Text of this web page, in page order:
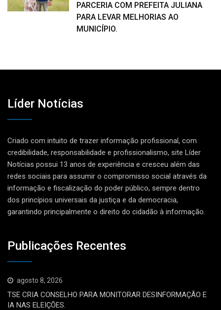
PARCERIA COM PREFEITA JULIANA
PARA LEVAR MELHORIAS AO
MUNICÍPIO.
Líder Notícias
Criado com intuito de trazer informação profissional, com
credibilidade, responsabilidade e profissionalismo, site Líder
Notícias possui 13 anos de experiência e cresceu além das
redes sociais para assumir o compromisso social através da
informação e fiscalização do poder público, sempre dentro
dos princípios universais da justiça e da democracia,
garantindo principalmente o direito do cidadão à informação.
Publicações Recentes
agosto 8, 2026
TSE CRIA CONSELHO PARA MONITORAR DESINFORMAÇÃO E
IA NAS ELEIÇÕES.